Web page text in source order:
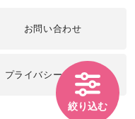
絞り込む
お問い合わせ
プライバシーポリシー